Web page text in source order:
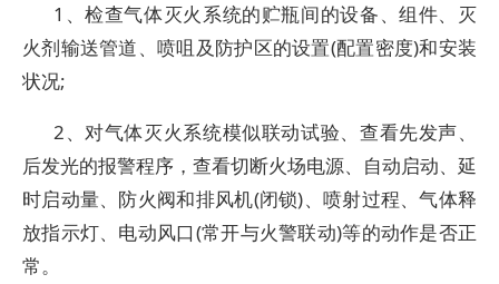
1、检查气体灭火系统的贮瓶间的设备、组件、灭
火剂输送管道、喷咀及防护区的设置(配置密度)和安装
状况;
2、对气体灭火系统模似联动试验、查看先发声、
后发光的报警程序，查看切断火场电源、自动启动、延
时启动量、防火阀和排风机(闭锁)、喷射过程、气体释
放指示灯、电动风口(常开与火警联动)等的动作是否正
常。